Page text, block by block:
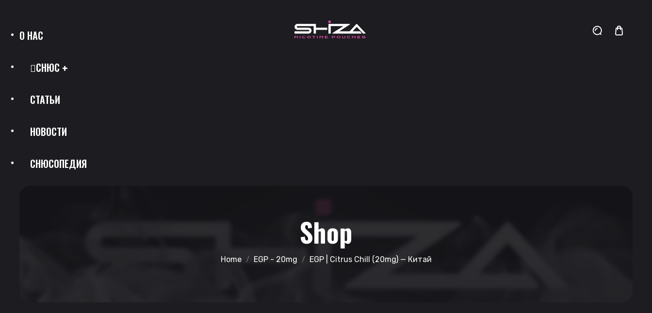
О НАС
СНЮС
СТАТЬИ
НОВОСТИ
СНЮСОПЕДИЯ
Shop
Home EGP - 20mg EGP | Citrus Chill (20mg) — Китай